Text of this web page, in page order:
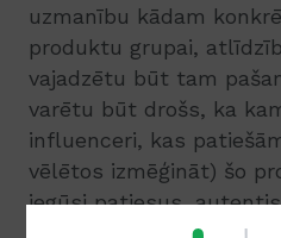
uzmanību kādam
produktu grupai,
vajadzētu būt tam
varētu būt drošs, ka
influenceri, kas
vēlētos izmēģināt) šo
iegūsi patiesus,
ierakstus. Vēl viens